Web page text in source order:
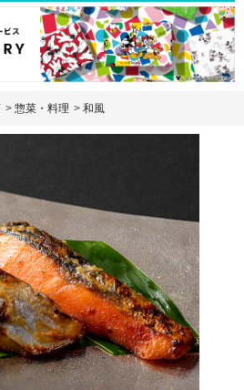
> 惣菜・料理 > 和風